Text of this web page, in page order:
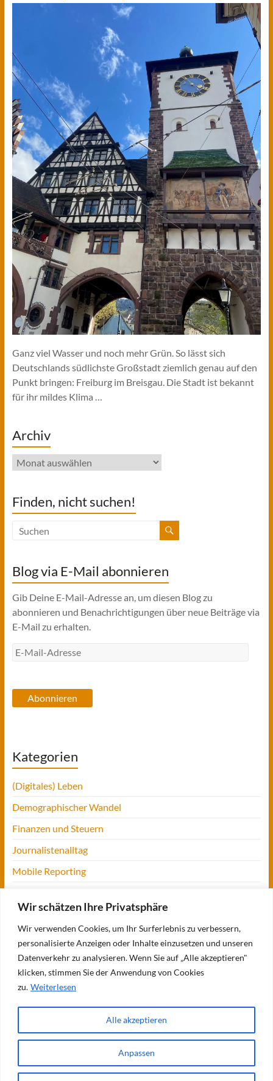
Wir schätzen Ihre Privatsphäre
Wir verwenden Cookies, um Ihr Surferlebnis zu verbessern,
personalisierte Anzeigen oder Inhalte einzusetzen und unseren
Datenverkehr zu analysieren. Wenn Sie auf „Alle akzeptieren"
klicken, stimmen Sie der Anwendung von Cookies
zu. Weiterlesen
Anpassen
Alle akzeptieren
Ganz viel Wasser und noch mehr Grün. So lässt sich
Deutschlands südlichste Großstadt ziemlich genau auf den
Punkt bringen: Freiburg im Breisgau. Die Stadt ist bekannt
für ihr mildes Klima …
Archiv
Archiv
Finden, nicht suchen!
Blog via E-Mail abonnieren
Gib Deine E-Mail-Adresse an, um diesen Blog zu
abonnieren und Benachrichtigungen über neue Beiträge via
E-Mail zu erhalten.
E-
Abonnieren
Kategorien
(Digitales) Leben
Demographischer Wandel
Finanzen und Steuern
Journalistenalltag
Mobile Reporting
Tansania
UofM
Verbraucherjournalismus
Workshops, Konferenzen & Messen
ThemeGrill. Präsentiert von:WordPress.
Meine Projekte
meine Themen
Seminare und Vorträge Meine Referenzen Blogs
Fit für